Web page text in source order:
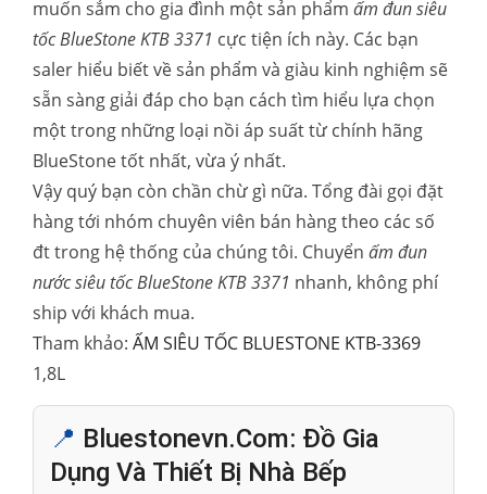
muốn sắm cho gia đình một sản phẩm ấm đun siêu
tốc BlueStone KTB 3371 cực tiện ích này. Các bạn
saler hiểu biết về sản phẩm và giàu kinh nghiệm sẽ
sẵn sàng giải đáp cho bạn cách tìm hiểu lựa chọn
một trong những loại nồi áp suất từ chính hãng
BlueStone tốt nhất, vừa ý nhất.
Vậy quý bạn còn chần chừ gì nữa. Tổng đài gọi đặt
hàng tới nhóm chuyên viên bán hàng theo các số
đt trong hệ thống của chúng tôi. Chuyển ấm đun
nước siêu tốc BlueStone KTB 3371 nhanh, không phí
ship với khách mua.
Tham khảo: ẤM SIÊU TỐC BLUESTONE KTB-3369
1,8L
📍 Bluestonevn.com: Đồ Gia
Dụng Và Thiết Bị Nhà Bếp